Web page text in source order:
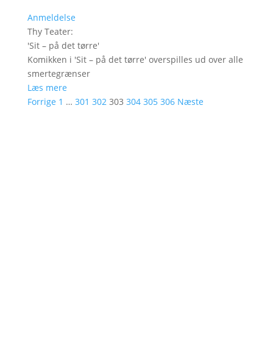
Anmeldelse
Thy Teater:
'Sit – på det tørre'
Komikken i 'Sit – på det tørre' overspilles ud over alle
smertegrænser
Læs mere
Forrige 1 … 301 302 303 304 305 306 Næste